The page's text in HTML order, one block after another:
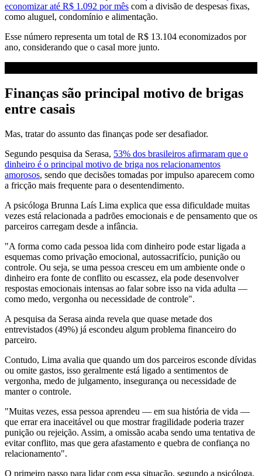
economizar até R$ 1.092 por mês com a divisão de despesas fixas,
como aluguel, condomínio e alimentação.
Esse número representa um total de R$ 13.104 economizados por
ano, considerando que o casal more junto.
Finanças são principal motivo de brigas
entre casais
Mas, tratar do assunto das finanças pode ser desafiador.
Segundo pesquisa da Serasa, 53% dos brasileiros afirmaram que o
dinheiro é o principal motivo de briga nos relacionamentos
amorosos, sendo que decisões tomadas por impulso aparecem como
a fricção mais frequente para o desentendimento.
A psicóloga Brunna Laís Lima explica que essa dificuldade muitas
vezes está relacionada a padrões emocionais e de pensamento que os
parceiros carregam desde a infância.
"A forma como cada pessoa lida com dinheiro pode estar ligada a
esquemas como privação emocional, autossacrifício, punição ou
controle. Ou seja, se uma pessoa cresceu em um ambiente onde o
dinheiro era fonte de conflito ou escassez, ela pode desenvolver
respostas emocionais intensas ao falar sobre isso na vida adulta —
como medo, vergonha ou necessidade de controle".
A pesquisa da Serasa ainda revela que quase metade dos
entrevistados (49%) já escondeu algum problema financeiro do
parceiro.
Contudo, Lima avalia que quando um dos parceiros esconde dívidas
ou omite gastos, isso geralmente está ligado a sentimentos de
vergonha, medo de julgamento, insegurança ou necessidade de
manter o controle.
"Muitas vezes, essa pessoa aprendeu — em sua história de vida —
que errar era inaceitável ou que mostrar fragilidade poderia trazer
punição ou rejeição. Assim, a omissão acaba sendo uma tentativa de
evitar conflito, mas que gera afastamento e quebra de confiança no
relacionamento".
O primeiro passo para lidar com essa situação, segundo a psicóloga,